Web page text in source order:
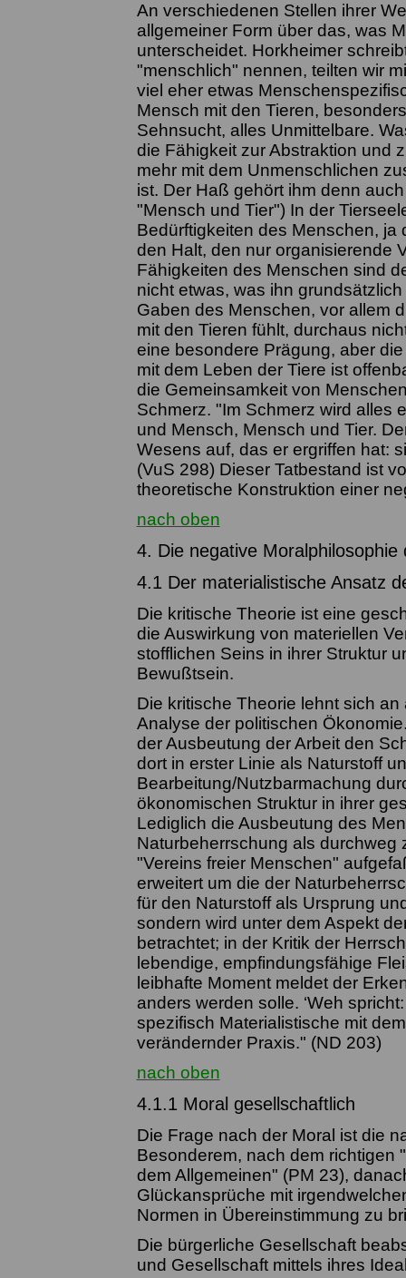
An verschiedenen Stellen ihrer
allgemeiner Form über das, was
unterscheidet. Horkheimer
"menschlich" nennen, teilten wir
viel eher etwas
Mensch mit den Tieren,
Sehnsucht, alles Unmittelbare.
die Fähigkeit zur Abstraktion und
mehr mit dem Unmenschlichen
ist. Der Haß gehört ihm denn
"Mensch und Tier") In der
Bedürftigkeiten des Menschen,
den Halt, den nur organisierende
Fähigkeiten des Menschen sind
nicht etwas, was ihn
Gaben des Menschen, vor allem
mit den Tieren fühlt, durchaus
eine besondere Prägung, aber
mit dem Leben der Tiere ist
die Gemeinsamkeit von
Schmerz. "Im Schmerz wird alles
und Mensch, Mensch und Tier.
Wesens auf, das er ergriffen hat:
(VuS 298) Dieser Tatbestand ist
theoretische Konstruktion einer
nach oben
4. Die negative Moralphilosophie
4.1 Der materialistische Ansatz
Die kritische Theorie ist eine
die Auswirkung von materiellen
stofflichen Seins in ihrer Struktur
Bewußtsein.
Die kritische Theorie lehnt sich
Analyse der politischen
der Ausbeutung der Arbeit den
dort in erster Linie als Naturstoff
Bearbeitung/Nutzbarmachung
ökonomischen Struktur in ihrer
Lediglich die Ausbeutung des
Naturbeherrschung als durchweg
"Vereins freier Menschen"
erweitert um die der
für den Naturstoff als Ursprung
sondern wird unter dem Aspekt
betrachtet; in der Kritik der
lebendige, empfindungsfähige
leibhafte Moment meldet der
anders werden solle. ‘Weh
spezifisch Materialistische mit
verändernder Praxis." (ND 203)
nach oben
4.1.1 Moral gesellschaftlich
Die Frage nach der Moral ist die
Besonderem, nach dem richtigen
dem Allgemeinen" (PM 23),
Glückansprüche mit
Normen in Übereinstimmung zu
Die bürgerliche Gesellschaft
und Gesellschaft mittels ihres